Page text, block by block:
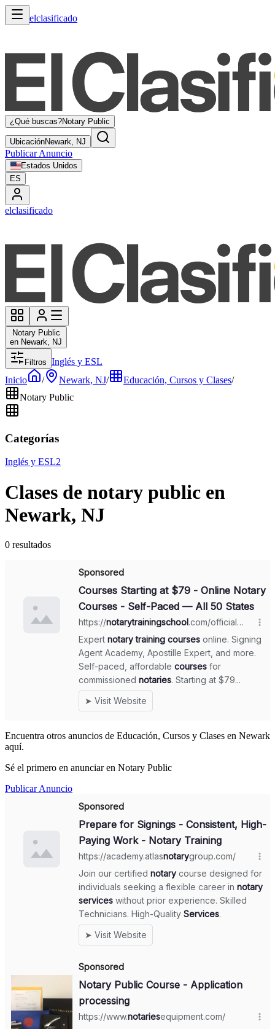
elclasificado
¿Qué buscas?Notary Public
UbicaciónNewark, NJ
Publicar Anuncio
Estados Unidos
ES
elclasificado
Notary Public
en Newark, NJ
Filtros Inglés y ESL
Inicio
/ Newark, NJ/ Educación, Cursos y Clases/
Notary Public
Categorías
Inglés y ESL2
Clases de notary public en
Newark, NJ
0 resultados
Encuentra otros anuncios de Educación, Cursos y Clases en Newark
aquí.
Sé el primero en anunciar en Notary Public
Publicar Anuncio